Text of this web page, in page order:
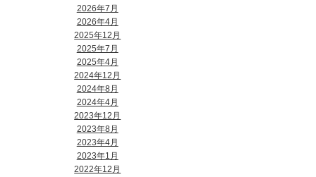
2026年7月
2026年4月
2025年12月
2025年7月
2025年4月
2024年12月
2024年8月
2024年4月
2023年12月
2023年8月
2023年4月
2023年1月
2022年12月